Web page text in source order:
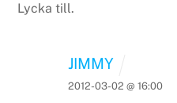
Lycka till.
JIMMY
2012-03-02 @ 16:00